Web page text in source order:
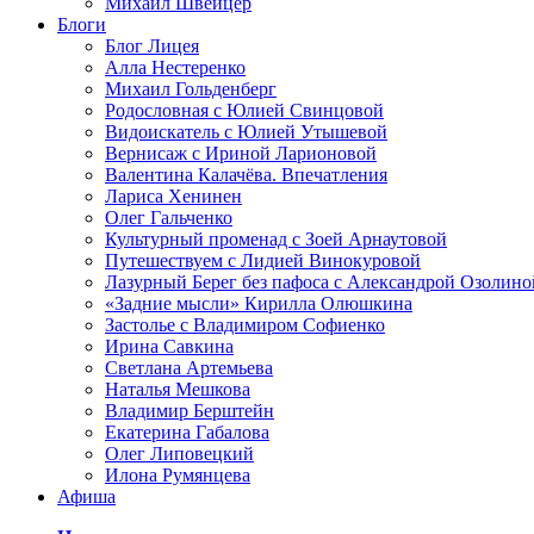
Блоги
Блог Лицея
Алла Нестеренко
Михаил Гольденберг
Родословная с Юлией Свинцовой
Видоискатель с Юлией Утышевой
Вернисаж с Ириной Ларионовой
Валентина Калачёва. Впечатления
Лариса Хенинен
Олег Гальченко
Культурный променад с Зоей Арнаутовой
Путешествуем с Лидией Винокуровой
Лазурный Берег без пафоса с Александрой
«Задние мысли» Кирилла Олюшкина
Застолье с Владимиром Софиенко
Ирина Савкина
Светлана Артемьева
Наталья Мешкова
Владимир Берштейн
Екатерина Габалова
Олег Липовецкий
Илона Румянцева
Афиша